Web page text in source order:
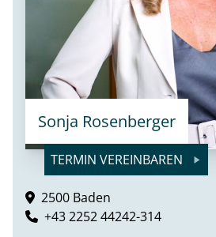
Sonja Rosenberger
TERMIN VEREINBAREN
2500 Baden
+43 2252 44242-314